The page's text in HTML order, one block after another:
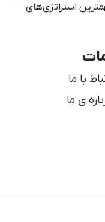
استراتژی‌های
با ما
ی ما